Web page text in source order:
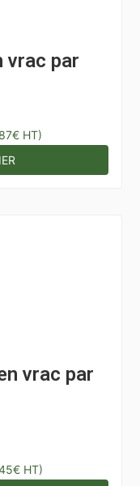
vrac par
€HT)
vrac par
€ HT)